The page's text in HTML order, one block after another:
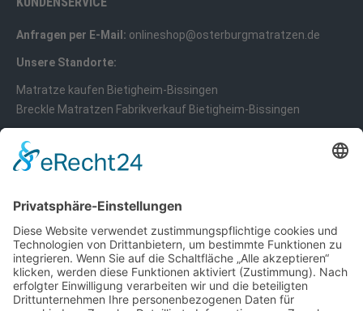
Anfragen per E-Mail: onlineshop@osterburgmatratzen.de
Unsere Standorte:
Matratze kaufen Bietigheim-Bissingen
Breckle Matratzen Fabrikverkauf Bietigheim-Bissingen